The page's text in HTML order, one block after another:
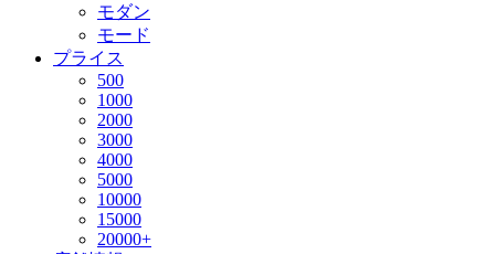
モダン
モード
プライス
500
1000
2000
3000
4000
5000
10000
15000
20000+